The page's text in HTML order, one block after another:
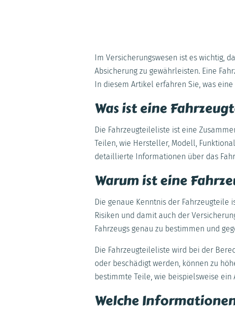
Im Versicherungswesen ist es wichtig,
Absicherung zu gewährleisten. Eine
In diesem Artikel erfahren Sie, was
Was ist eine
Die Fahrzeugteileliste ist eine
Teilen, wie Hersteller, Modell,
detaillierte Informationen über das
Warum ist eine
Die genaue Kenntnis der
Risiken und damit auch der
Fahrzeugs genau zu bestimmen und
Die Fahrzeugteileliste wird bei der
oder beschädigt werden, können zu
bestimmte Teile, wie beispielsweise
Welche